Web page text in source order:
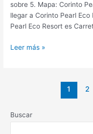
sobre 5. Mapa: Corinto
llegar a Corinto Pearl
Pearl Eco Resort es
Leer más »
1 2
Buscar